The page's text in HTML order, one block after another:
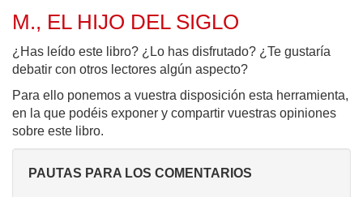
M., EL HIJO DEL SIGLO
¿Has leído este libro? ¿Lo has disfrutado? ¿Te gustaría
debatir con otros lectores algún aspecto?
Para ello ponemos a vuestra disposición esta herramienta,
en la que podéis exponer y compartir vuestras opiniones
sobre este libro.
PAUTAS PARA LOS COMENTARIOS